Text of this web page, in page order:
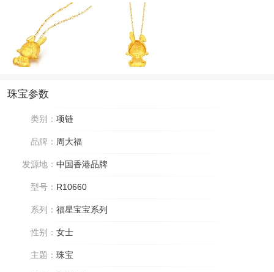
珠宝参数
类别： 项链
品牌： 周大福
发源地： 中国香港品牌
型号： R10660
系列： 福星宝宝系列
性别： 女士
主题： 珠宝